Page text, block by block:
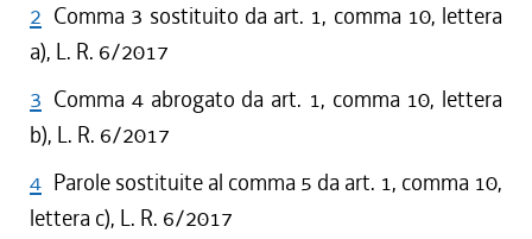
2 Comma 3 sostituito da art. 1, comma 10, lettera
a), L. R. 6/2017
3 Comma 4 abrogato da art. 1, comma 10, lettera
b), L. R. 6/2017
4 Parole sostituite al comma 5 da art. 1, comma 10,
lettera c), L. R. 6/2017